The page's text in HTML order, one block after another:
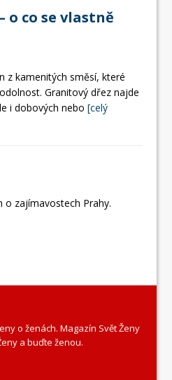
o co se vlastně
z kamenitých směsí, které
Granitový dřez najde
i dobových nebo[celý
o zajímavostech Prahy.
o ženách. Magazín Svět Ženy
a buďte ženou.